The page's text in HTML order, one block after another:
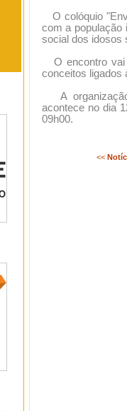
O colóquio
com a população
social dos idosos
O encontro vai
conceitos ligados
A organização
acontece no dia
09h00.
<<